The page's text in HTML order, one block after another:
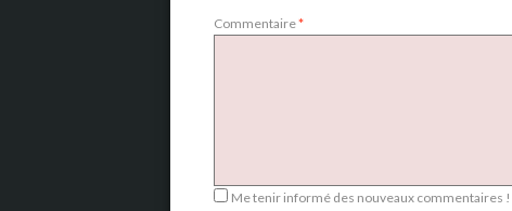
Commentaire*
Me tenir informé des nouveaux commentaires !